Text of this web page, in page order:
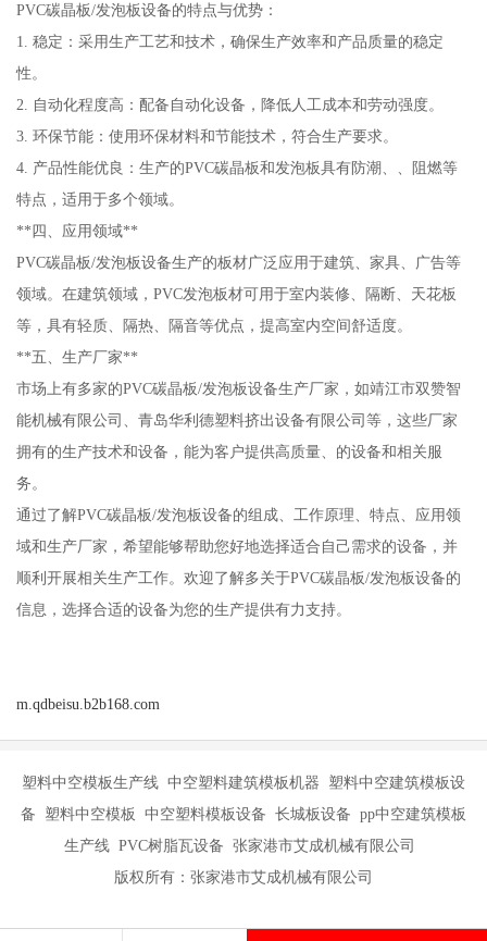
PVC碳晶板/发泡板设备的特点与优势：
1. 稳定：采用生产工艺和技术，确保生产效率和产品质量的稳定
性。
2. 自动化程度高：配备自动化设备，降低人工成本和劳动强度。
3. 环保节能：使用环保材料和节能技术，符合生产要求。
4. 产品性能优良：生产的PVC碳晶板和发泡板具有防潮、、阻燃等
特点，适用于多个领域。
**四、应用领域**
PVC碳晶板/发泡板设备生产的板材广泛应用于建筑、家具、广告等
领域。在建筑领域，PVC发泡板材可用于室内装修、隔断、天花板
等，具有轻质、隔热、隔音等优点，提高室内空间舒适度。
**五、生产厂家**
市场上有多家的PVC碳晶板/发泡板设备生产厂家，如靖江市双赞智
能机械有限公司、青岛华利德塑料挤出设备有限公司等，这些厂家
拥有的生产技术和设备，能为客户提供高质量、的设备和相关服
务。
通过了解PVC碳晶板/发泡板设备的组成、工作原理、特点、应用领
域和生产厂家，希望能够帮助您好地选择适合自己需求的设备，并
顺利开展相关生产工作。欢迎了解多关于PVC碳晶板/发泡板设备的
信息，选择合适的设备为您的生产提供有力支持。
m.qdbeisu.b2b168.com
塑料中空模板生产线 中空塑料建筑模板机器 塑料中空建筑模板设
备 塑料中空模板 中空塑料模板设备 长城板设备 pp中空建筑模板
生产线 PVC树脂瓦设备 张家港市艾成机械有限公司
版权所有：张家港市艾成机械有限公司